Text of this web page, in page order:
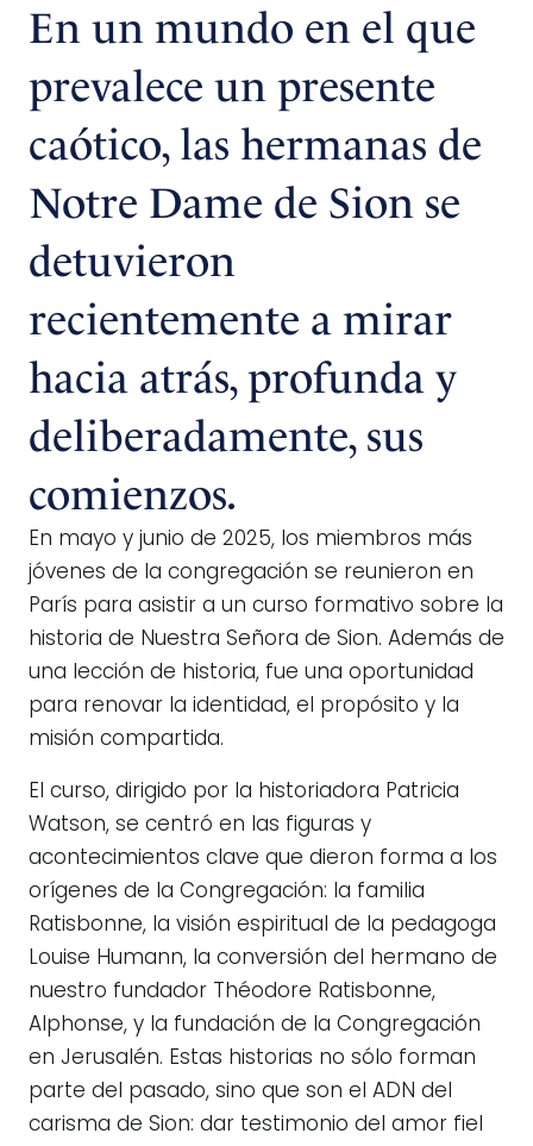
En un mundo en el que
prevalece un presente
caótico, las hermanas de
Notre Dame de Sion se
detuvieron
recientemente a mirar
hacia atrás, profunda y
deliberadamente, sus
comienzos.
En mayo y junio de 2025, los miembros más
jóvenes de la congregación se reunieron en
París para asistir a un curso formativo sobre la
historia de Nuestra Señora de Sion. Además de
una lección de historia, fue una oportunidad
para renovar la identidad, el propósito y la
misión compartida.
El curso, dirigido por la historiadora Patricia
Watson, se centró en las figuras y
acontecimientos clave que dieron forma a los
orígenes de la Congregación: la familia
Ratisbonne, la visión espiritual de la pedagoga
Louise Humann, la conversión del hermano de
nuestro fundador Théodore Ratisbonne,
Alphonse, y la fundación de la Congregación
en Jerusalén. Estas historias no sólo forman
parte del pasado, sino que son el ADN del
carisma de Sion: dar testimonio del amor fiel